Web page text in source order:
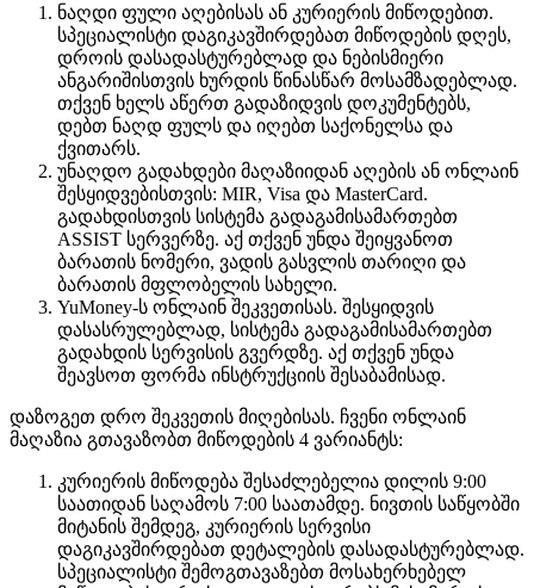
ნაღდი ფული აღებისას ან კურიერის მიწოდებით.
სპეციალისტი დაგიკავშირდებათ მიწოდების დღეს,
დროის დასადასტურებლად და ნებისმიერი
ანგარიშისთვის ხურდის წინასწარ მოსამზადებლად.
თქვენ ხელს აწერთ გადაზიდვის დოკუმენტებს,
დებთ ნაღდ ფულს და იღებთ საქონელსა და
ქვითარს.
უნაღდო გადახდები მაღაზიიდან აღების ან ონლაინ
შესყიდვებისთვის: MIR, Visa და MasterCard.
გადახდისთვის სისტემა გადაგამისამართებთ
ASSIST სერვერზე. აქ თქვენ უნდა შეიყვანოთ
ბარათის ნომერი, ვადის გასვლის თარიღი და
ბარათის მფლობელის სახელი.
YuMoney-ს ონლაინ შეკვეთისას. შესყიდვის
დასასრულებლად, სისტემა გადაგამისამართებთ
გადახდის სერვისის გვერდზე. აქ თქვენ უნდა
შეავსოთ ფორმა ინსტრუქციის შესაბამისად.
დაზოგეთ დრო შეკვეთის მიღებისას. ჩვენი ონლაინ
მაღაზია გთავაზობთ მიწოდების 4 ვარიანტს:
კურიერის მიწოდება შესაძლებელია დილის 9:00
საათიდან საღამოს 7:00 საათამდე. ნივთის საწყობში
მიტანის შემდეგ, კურიერის სერვისი
დაგიკავშირდებათ დეტალების დასადასტურებლად.
სპეციალისტი შემოგთავაზებთ მოსახერხებელ